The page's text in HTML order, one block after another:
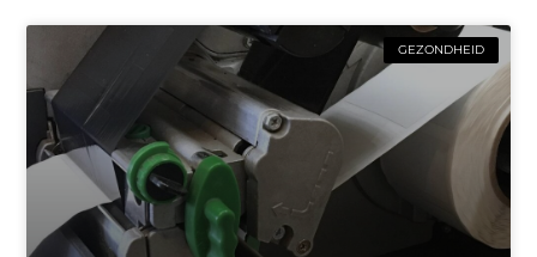
GEZONDHEID